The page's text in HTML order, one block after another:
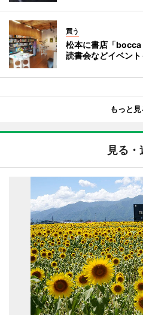
買う
松本に書店「
読書会などイベント
もっと見
見る・